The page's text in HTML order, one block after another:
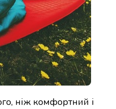
ніж комфортний і